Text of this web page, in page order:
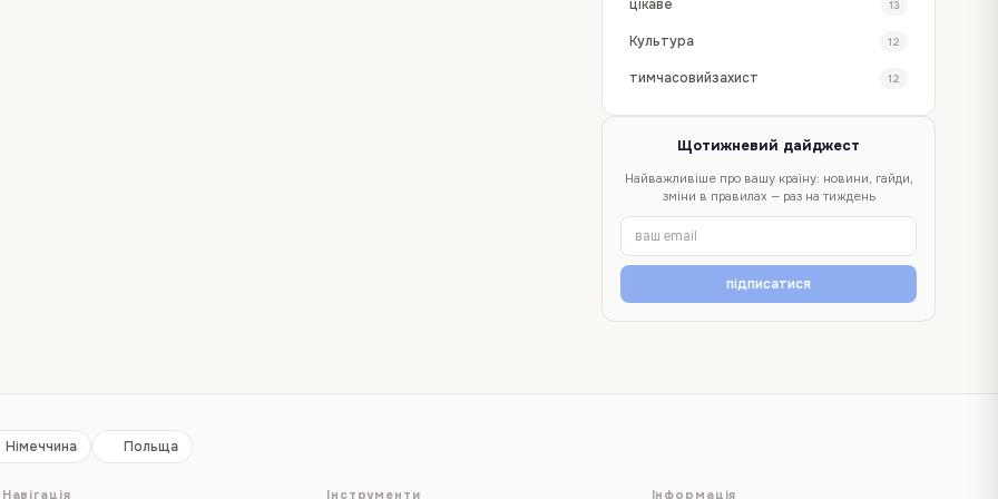
цікаве 13
Культура 12
тимчасовийзахист 12
Щотижневий дайджест
Найважливіше про вашу країну: новини, гайди,
зміни в правилах — раз на тиждень
підписатися
Німеччина Польща
Навігація Інструменти Інформація